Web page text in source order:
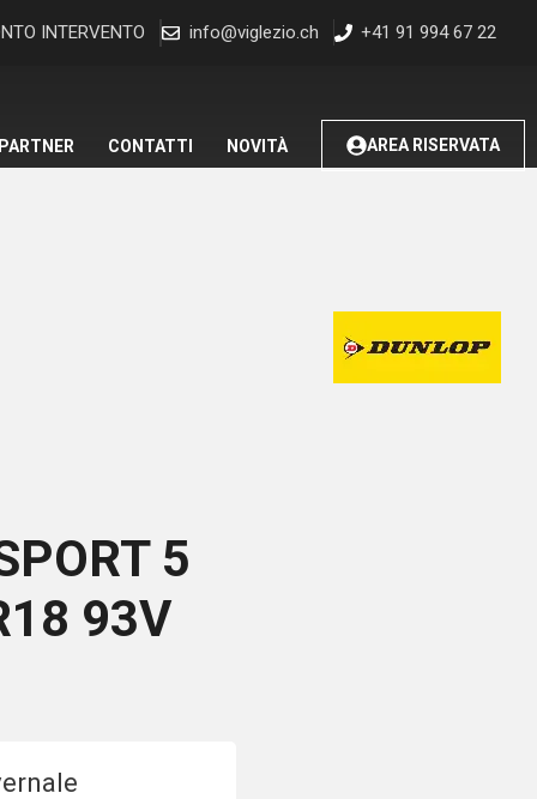
INTERVENTO info@viglezio.ch +41 91 994 67 22
CONTATTI NOVITÀ AREA RISERVATA
5
93V